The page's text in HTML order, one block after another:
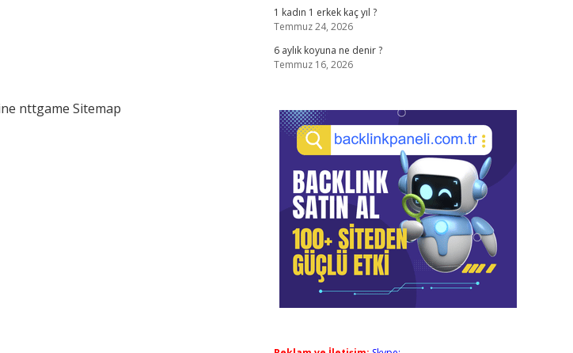
nttgame Sitemap
1 kadın 1 erkek kaç yıl ?
Temmuz 24, 2026
6 aylık koyuna ne denir ?
Temmuz 16, 2026